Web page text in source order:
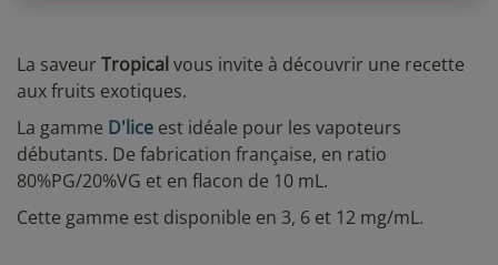
La saveur Tropical vous invite à découvrir une recette
aux fruits exotiques.
La gamme D'lice est idéale pour les vapoteurs
débutants. De fabrication française, en ratio
80%PG/20%VG et en flacon de 10 mL.
Cette gamme est disponible en 3, 6 et 12 mg/mL.